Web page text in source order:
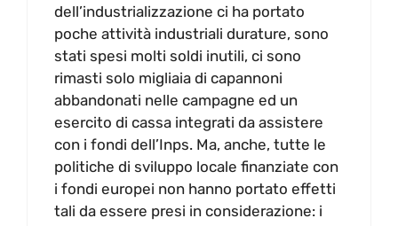
dell’industrializzazione ci ha portato
poche attività industriali durature, sono
stati spesi molti soldi inutili, ci sono
rimasti solo migliaia di capannoni
abbandonati nelle campagne ed un
esercito di cassa integrati da assistere
con i fondi dell’Inps. Ma, anche, tutte le
politiche di sviluppo locale finanziate con
i fondi europei non hanno portato effetti
tali da essere presi in considerazione: i